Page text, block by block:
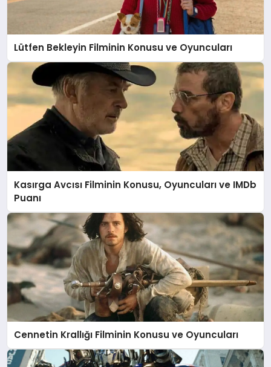
Lütfen Bekleyin Filminin Konusu ve Oyuncuları
Kasırga Avcısı Filminin Konusu, Oyuncuları ve IMDb
Puanı
Cennetin Krallığı Filminin Konusu ve Oyuncuları